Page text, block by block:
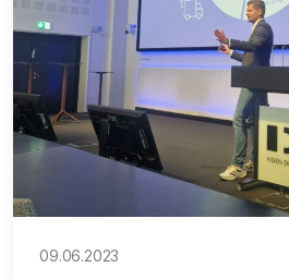
09.06.2023